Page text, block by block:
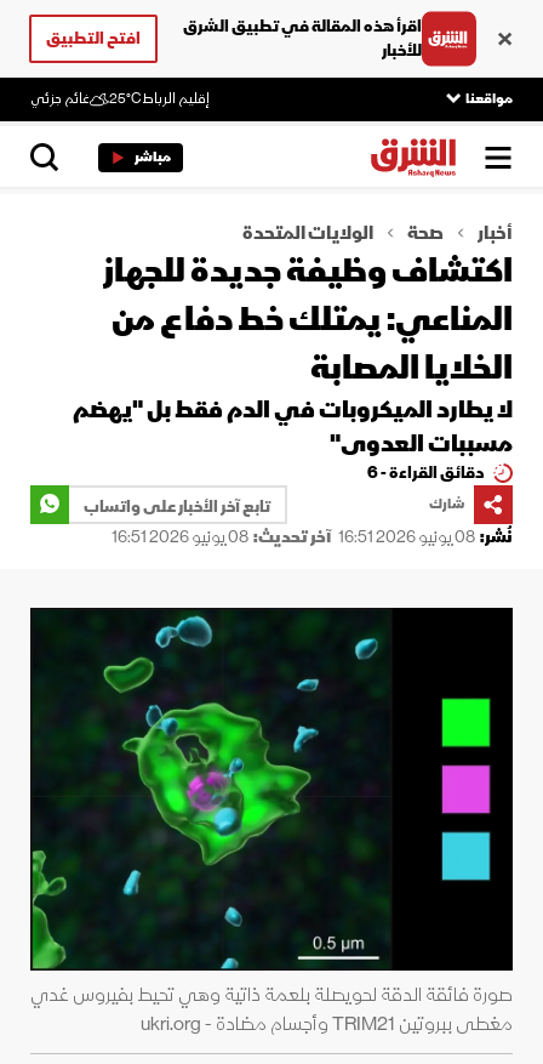
اقرأ هذه المقالة في تطبيق الشرق
للأخبار
افتح التطبيق
مواقعنا إقليم الرباط25°C غائم جزئي
مباشر
أخبار صحة الولايات المتحدة
اكتشاف وظيفة جديدة للجهاز
المناعي: يمتلك خط دفاع من
الخلايا المصابة
لا يطارد الميكروبات في الدم فقط بل "يهضم
مسببات العدوى"
دقائق القراءة - 6
شارك
تابع آخر الأخبار على واتساب
نُشر:08 يونيو 2026 16:51 آخر تحديث:08 يونيو 2026 16:51
صورة فائقة الدقة لحويصلة بلعمة ذاتية وهي تحيط بفيروس غدي
مغطى ببروتين TRIM21 وأجسام مضادة - ukri.org